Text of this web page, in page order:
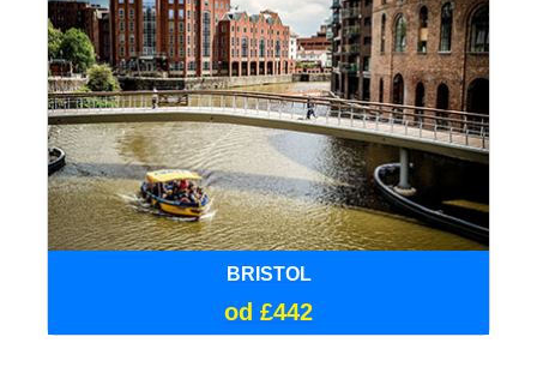
BRISTOL
od £442